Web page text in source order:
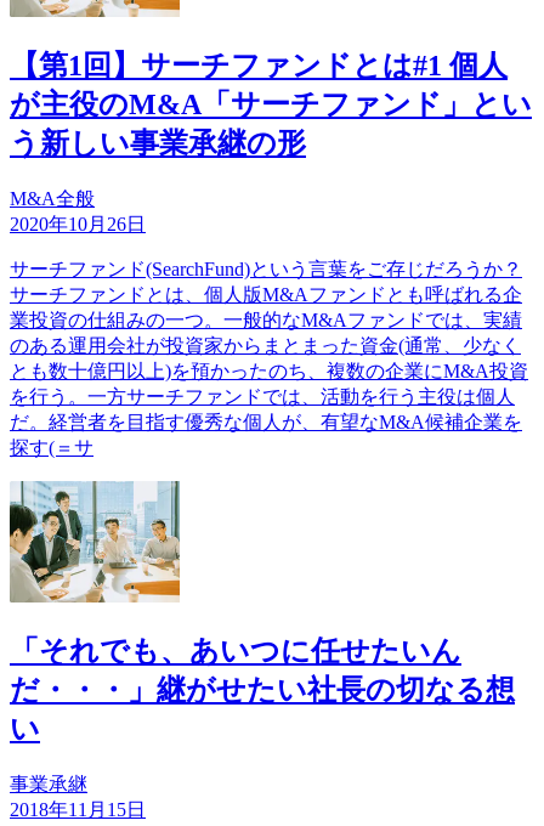
【第1回】サーチファンドとは#1 個人
が主役のM&A「サーチファンド」とい
う新しい事業承継の形
M&A全般
2020年10月26日
サーチファンド(SearchFund)という言葉をご存じだろうか？
サーチファンドとは、個人版M&Aファンドとも呼ばれる企
業投資の仕組みの一つ。一般的なM&Aファンドでは、実績
のある運用会社が投資家からまとまった資金(通常、少なく
とも数十億円以上)を預かったのち、複数の企業にM&A投資
を行う。一方サーチファンドでは、活動を行う主役は個人
だ。経営者を目指す優秀な個人が、有望なM&A候補企業を
探す(＝サ
「それでも、あいつに任せたいん
だ・・・」継がせたい社長の切なる想
い
事業承継
2018年11月15日